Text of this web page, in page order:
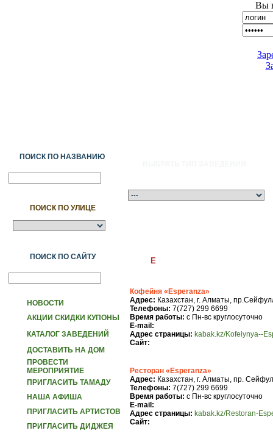
Вы
ПОИСК ПО НАЗВАНИЮ
ПОИСК ПО УЛИЦЕ
ПОИСК ПО САЙТУ
НОВОСТИ
АКЦИИ СКИДКИ КУПОНЫ
КАТАЛОГ ЗАВЕДЕНИЙ
ДОСТАВИТЬ НА ДОМ
ПРОВЕСТИ
МЕРОПРИЯТИЕ
ПРИГЛАСИТЬ ТАМАДУ
НАША АФИША
ПРИГЛАСИТЬ АРТИСТОВ
ПРИГЛАСИТЬ ДИДЖЕЯ
E
Кофейня «Esperanza»
Адрес: Казахстан, г. Алматы,
Телефоны: 7(727) 299 6699
Время работы: с Пн-вс круглосуточно
E-mail:
Адрес страницы: kabak.kz/Kofeiynya--
Сайт:
Ресторан «Esperanza»
Адрес: Казахстан, г. Алматы, пр.
Телефоны: 7(727) 299 6699
Время работы: с Пн-вс круглосуточно
E-mail:
Адрес страницы: kabak.kz/Restoran-
Сайт: